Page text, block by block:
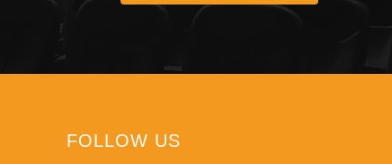
FOLLOW US